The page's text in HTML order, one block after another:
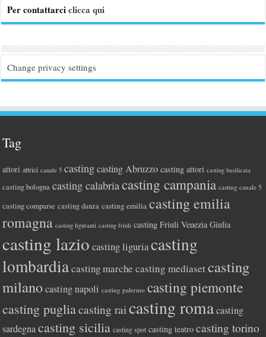
Per contattarciclicca qui
Change privacy settings
Tag
attori attrici canale 5 casting casting Abruzzo casting attori casting basilicata
casting bologna casting calabriacasting campania casting canale 5
casting comparse casting danza casting emilia casting emilia
romagna casting figuranti casting friuli casting Friuli Venezia Giulia
casting lazio casting liguriacasting
lombardiacasting marche casting mediasetcasting
milano casting napoli casting palermo casting piemonte
casting pugliacasting rai casting roma casting
sardegna casting sicilia casting spot casting teatro casting torino